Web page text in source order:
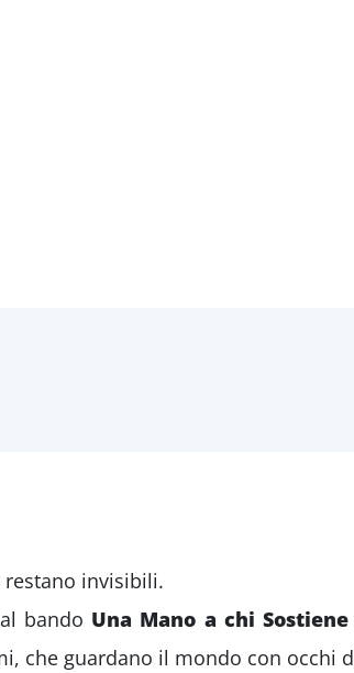
invisibili.
bando Una Mano a chi
che guardano il mondo con occhi